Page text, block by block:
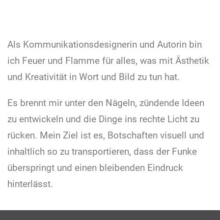
Als Kommunikationsdesignerin und Autorin bin
ich Feuer und Flamme für alles, was mit Ästhetik
und Kreativität in Wort und Bild zu tun hat.
Es brennt mir unter den Nägeln, zündende Ideen
zu entwickeln und die Dinge ins rechte Licht zu
rücken. Mein Ziel ist es, Botschaften visuell und
inhaltlich so zu transportieren, dass der Funke
überspringt und einen bleibenden Eindruck
hinterlässt.